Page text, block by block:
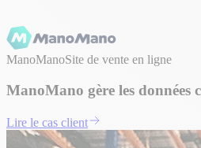
ManoManoSite de vente en ligne
ManoMano gère les données
Lire le cas client